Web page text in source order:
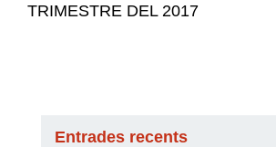
TRIMESTRE DEL 2017
Entrades recents